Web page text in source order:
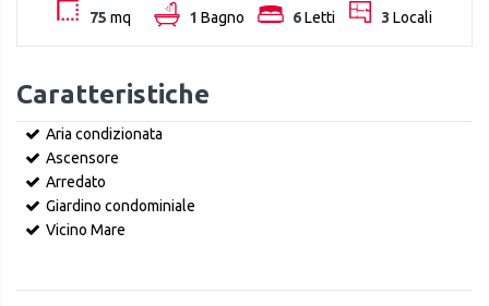
75 mq 1 Bagno 6Letti 3 Locali
Caratteristiche
Aria condizionata
Ascensore
Arredato
Giardino condominiale
Vicino Mare